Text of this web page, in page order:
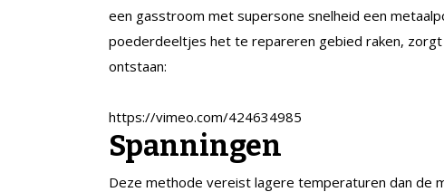
een gasstroom met supersone snelheid een
poederdeeltjes het te repareren gebied raken,
ontstaan:
https://vimeo.com/424634985
Spanningen
Deze methode vereist lagere temperaturen dan de